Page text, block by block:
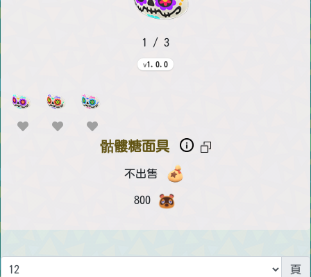
1 / 3
1.0.0
骷髏糖面具
不出售
800
頁